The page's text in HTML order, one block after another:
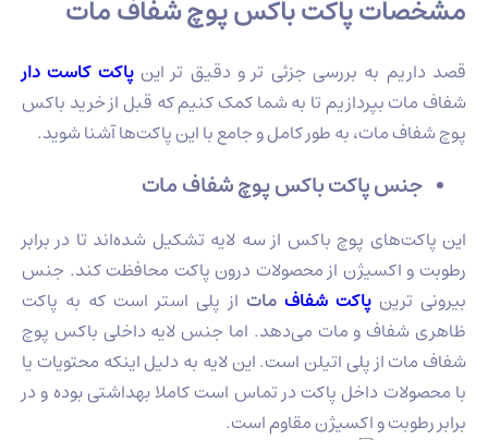
مشخصات پاکت باکس پوچ شفاف مات
قصد داریم به بررسی جزئی تر و دقیق تر این پاکت کاست دار
شفاف مات بپردازیم تا به شما کمک کنیم که قبل از خرید باکس
پوچ شفاف مات، به طور کامل و جامع با این پاکت‌ها آشنا شوید.
جنس پاکت باکس پوچ شفاف مات
این پاکت‌های پوچ باکس از سه لایه تشکیل شده‌اند تا در برابر
رطوبت و اکسیژن از محصولات درون پاکت محافظت کند. جنس
بیرونی ترین پاکت شفافماتاز پلی استر است که به پاکت‌
ظاهری شفاف و مات می‌دهد. اما جنس لایه داخلی باکس پوچ
شفاف مات از پلی اتیلن است. این لایه به دلیل اینکه محتویات یا
با محصولات داخل پاکت در تماس است کاملا بهداشتی بوده و در
برابر رطوبت و اکسیژن مقاوم است.